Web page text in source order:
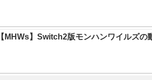
【MHWs】Switch2版モンハンワイルズの